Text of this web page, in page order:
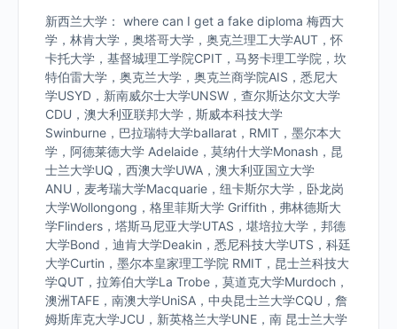
新西兰大学： where can I get a fake diploma 梅西大
学，林肯大学，奥塔哥大学，奥克兰理工大学AUT，怀
卡托大学，基督城理工学院CPIT，马努卡理工学院，坎
特伯雷大学，奥克兰大学，奥克兰商学院AIS，悉尼大
学USYD，新南威尔士大学UNSW，查尔斯达尔文大学
CDU，澳大利亚联邦大学，斯威本科技大学
Swinburne，巴拉瑞特大学ballarat，RMIT，墨尔本大
学，阿德莱德大学 Adelaide，莫纳什大学Monash，昆
士兰大学UQ，西澳大学UWA，澳大利亚国立大学
ANU，麦考瑞大学Macquarie，纽卡斯尔大学，卧龙岗
大学Wollongong，格里菲斯大学 Griffith，弗林德斯大
学Flinders，塔斯马尼亚大学UTAS，堪培拉大学，邦德
大学Bond，迪肯大学Deakin，悉尼科技大学UTS，科廷
大学Curtin，墨尔本皇家理工学院 RMIT，昆士兰科技大
学QUT，拉筹伯大学La Trobe，莫道克大学Murdoch，
澳洲TAFE，南澳大学UniSA，中央昆士兰大学CQU，詹
姆斯库克大学JCU，新英格兰大学UNE，南 昆士兰大学